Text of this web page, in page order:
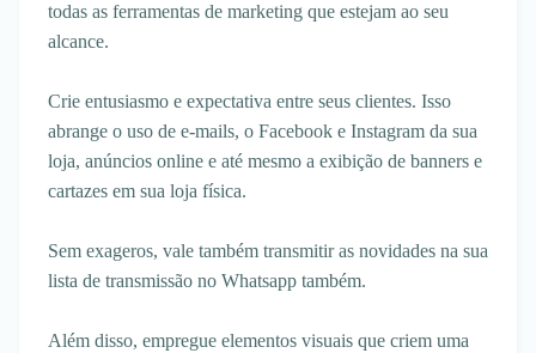
todas as ferramentas de marketing que estejam ao seu
alcance.
Crie entusiasmo e expectativa entre seus clientes. Isso
abrange o uso de e-mails, o Facebook e Instagram da sua
loja, anúncios online e até mesmo a exibição de banners e
cartazes em sua loja física.
Sem exageros, vale também transmitir as novidades na sua
lista de transmissão no Whatsapp também.
Além disso, empregue elementos visuais que criem uma